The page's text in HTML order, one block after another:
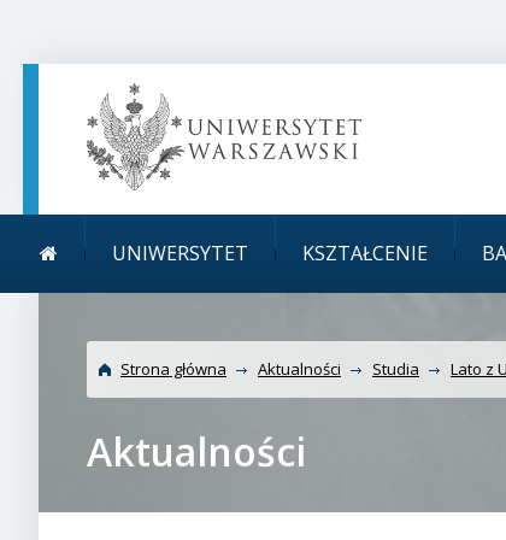
główne
UNIWERSYTET KSZTAŁCENIE
Strona główna Aktualności Studia Lato z
Aktualności